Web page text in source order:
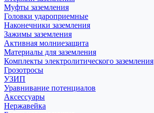
Муфты заземления
Головки удароприемные
Наконечники заземления
Зажимы заземления
Активная молниезащита
Материалы для заземления
Комплекты электролитического заземления
Грозотросы
УЗИП
Уравнивание потенциалов
Аксессуары
Нержавейка